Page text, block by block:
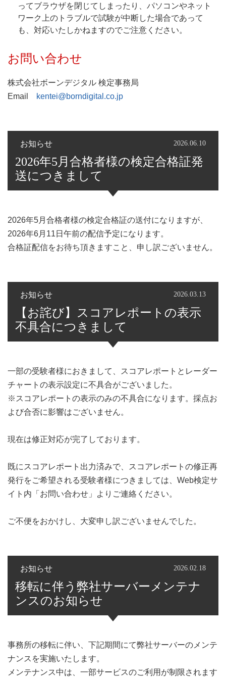
ってブラウザを閉じてしまったり、パソコンやネット
ワーク上のトラブルで試験が中断した場合であって
も、対応いたしかねますのでご注意ください。
お問い合わせ
株式会社ボーンデジタル 検定事務局
Email
kentei@borndigital.co.jp
お知らせ 2026.06.10
2026年5月合格者様の検定合格証発
送につきまして
2026年5月合格者様の検定合格証の送付になりますが、
2026年6月11日午前の配信予定になります。
合格証配信をお待ち頂きますこと、申し訳ございません。
お知らせ 2026.03.13
【お詫び】スコアレポートの表示
不具合につきまして
一部の受験者様におきまして、スコアレポートとレーダー
チャートの表示設定に不具合がございました。
※スコアレポートの表示のみの不具合になります。採点お
よび合否に影響はございません。
現在は修正対応が完了しております。
既にスコアレポート出力済みで、スコアレポートの修正再
発行をご希望される受験者様につきましては、Web検定サ
イト内「お問い合わせ」よりご連絡ください。
ご不便をおかけし、大変申し訳ございませんでした。
お知らせ 2026.02.18
移転に伴う弊社サーバーメンテナ
ンスのお知らせ
事務所の移転に伴い、下記期間にて弊社サーバーのメンテ
ナンスを実施いたします。
メンテナンス中は、一部サービスのご利用が制限されます